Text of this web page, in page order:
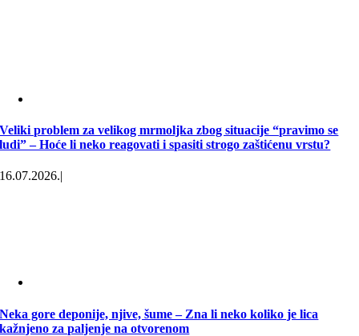
Veliki problem za velikog mrmoljka zbog situacije “pravimo se
ludi” – Hoće li neko reagovati i spasiti strogo zaštićenu vrstu?
16.07.2026.|
Neka gore deponije, njive, šume – Zna li neko koliko je lica
kažnjeno za paljenje na otvorenom